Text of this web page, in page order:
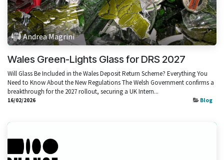
Andrea Magrini
Wales Green-Lights Glass for DRS 2027
Will Glass Be Included in the Wales Deposit Return Scheme? Everything You
Need to Know About the New Regulations The Welsh Government confirms a
breakthrough for the 2027 rollout, securing a UK Intern...
16/02/2026 Blog